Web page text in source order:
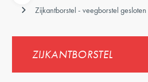
Zijkantborstel - veegborstel gesloten
ZIJKANTBORSTEL